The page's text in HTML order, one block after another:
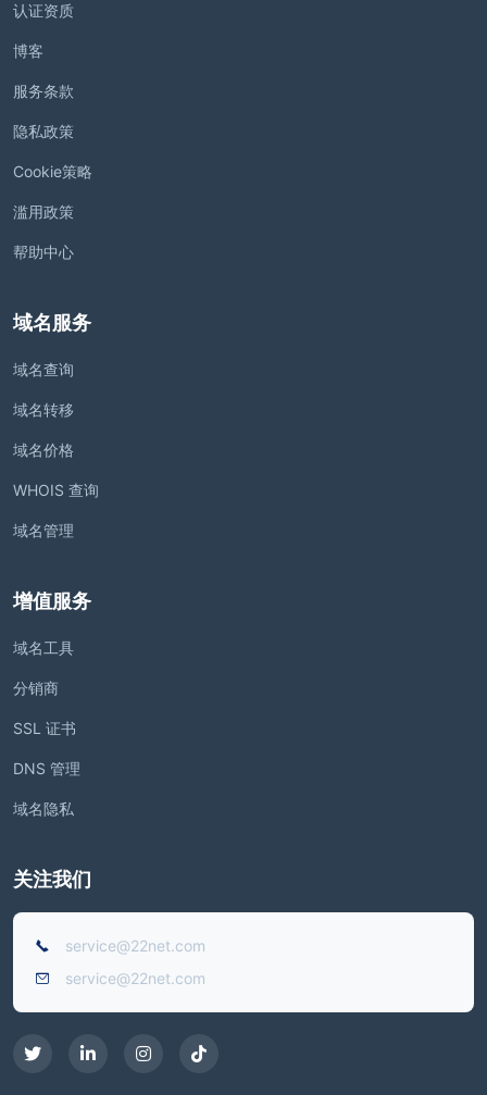
认证资质
博客
服务条款
隐私政策
Cookie策略
滥用政策
帮助中心
域名服务
域名查询
域名转移
域名价格
WHOIS 查询
域名管理
增值服务
域名工具
分销商
SSL 证书
DNS 管理
域名隐私
关注我们
service@22net.com
service@22net.com